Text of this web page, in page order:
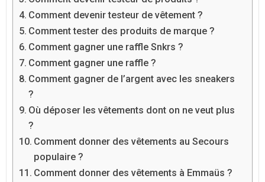
Comment devenir testeur de vêtement ?
Comment tester des produits de marque ?
Comment gagner une raffle Snkrs ?
Comment gagner une raffle ?
Comment gagner de l’argent avec les sneakers
?
Où déposer les vêtements dont on ne veut plus
?
Comment donner des vêtements au Secours
populaire ?
Comment donner des vêtements à Emmaüs ?